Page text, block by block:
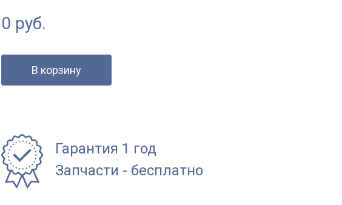
0 руб.
В корзину
Гарантия 1 год
Запчасти - бесплатно